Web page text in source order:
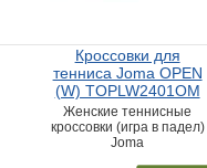
Кроссовки для
тенниса Joma OPEN
(W) TOPLW2401OM
Женские теннисные
кроссовки (игра в падел)
Joma